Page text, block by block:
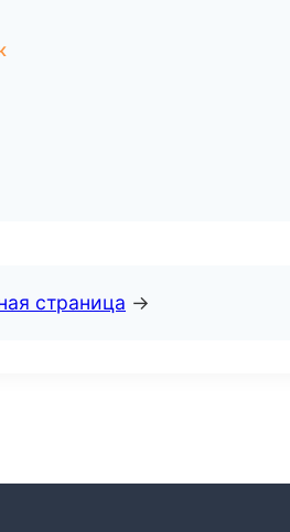
страница →